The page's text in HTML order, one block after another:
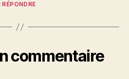
commentaire